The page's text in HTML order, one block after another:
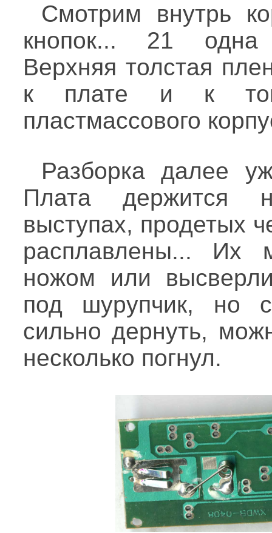
Смотрим внутрь
кнопок... 21 одна
Верхняя толстая
к плате и к
пластмассового
Разборка далее
Плата держится
выступах, продетых
расплавлены... Их
ножом или
под шурупчик, но
сильно дернуть,
несколько погнул.